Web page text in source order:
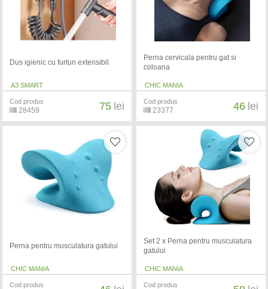
Dus igienic cu furtun extensibil
A3 SMART
Cod produs
28459 75 lei
Perna cervicala pentru gat si
coloana
CHIC MANIA
Cod produs
23377 46 lei
Perna pentru musculatura gatului
CHIC MANIA
Cod produs
Set 2 x Perna pentru musculatura
gatului
CHIC MANIA
Cod produs